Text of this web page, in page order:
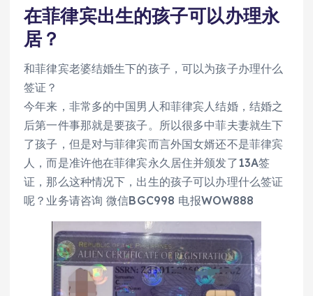
在菲律宾出生的孩子可以办理永
居？
和菲律宾老婆结婚生下的孩子，可以为孩子办理什么
签证？
今年来，非常多的中国男人和菲律宾人结婚，结婚之
后第一件事那就是要孩子。所以很多中菲夫妻就生下
了孩子，但是对与菲律宾而言外国女婿还不是菲律宾
人，而是准许他在菲律宾永久居住并颁发了13A签
证，那么这种情况下，出生的孩子可以办理什么签证
呢？业务请咨询 微信BGC998 电报WOW888